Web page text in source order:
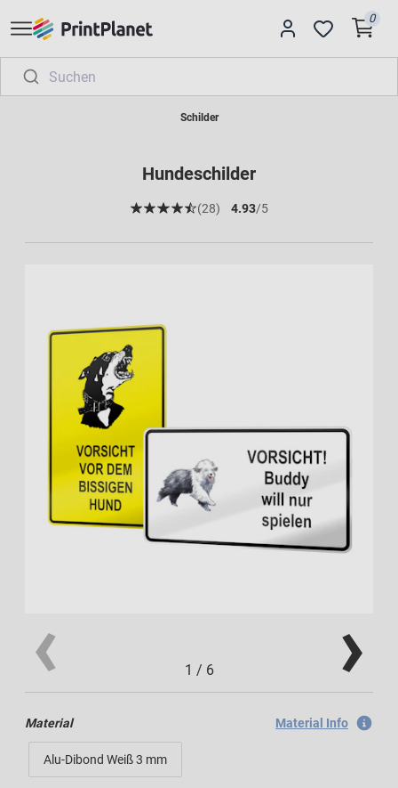
0
Schilder
Hundeschilder
(28) 4.93/5
1 / 6
Material Material Info
Alu-Dibond Weiß 3 mm